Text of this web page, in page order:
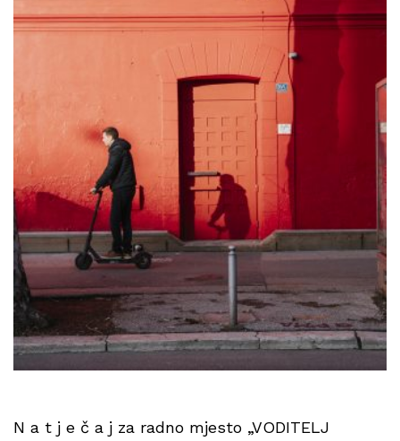
N a t j e č a j za radno mjesto „VODITELJ